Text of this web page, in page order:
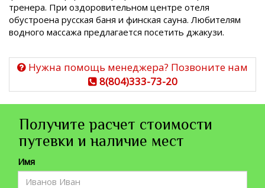
тренера. При оздоровительном центре отеля
обустроена русская баня и финская сауна. Любителям
водного массажа предлагается посетить джакузи.
Нужна помощь менеджера? Позвоните нам
8(804)333-73-20
Получите расчет стоимости
путевки и наличие мест
Имя